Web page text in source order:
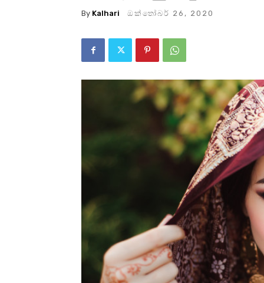
By Kalhari ඔක්තෝබර් 26, 2020